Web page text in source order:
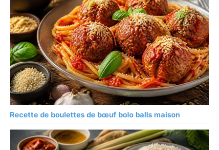
Recette de boulettes de bœuf bolo balls maison